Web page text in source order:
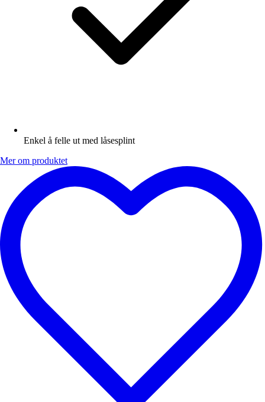
Enkel å felle ut med låsesplint
Mer om produktet